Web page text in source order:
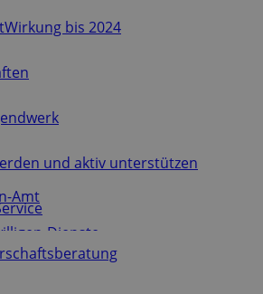
und dabei sein
werden
Amt
Dienste
Leichte Sprache
bis 2024
und aktiv unterstützen
AWO Sachsen bekennt sich zu